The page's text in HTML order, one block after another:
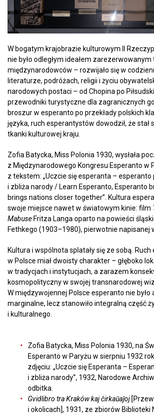
W bogatym krajobrazie kulturowym II
nie było odległym ideałem zarezerwowanym
międzynarodowców – rozwijało się w
literaturze, podróżach, religii i życiu
narodowych postaci – od Chopina po
przewodniki turystyczne dla zagranicznych
broszur w esperanto po przekłady polskich
języka, ruch esperantystów dowodził, że stał
tkanki kulturowej kraju.
Zofia Batycka, Miss Polonia 1930, wysłała
z Międzynarodowego Kongresu Esperanto w
z tekstem: „Uczcie się esperanta – esperanto
i zbliża narody / Learn Esperanto, Esperanto
brings nations closer together”. Kultura
swoje miejsce nawet w światowym kinie: film
MabuseFritza Langa oparto na powieści
Fethkego (1903–1980), pierwotnie napisanej
Kultura i wspólnota splatały się ze sobą.
w Polsce miał dwoisty charakter – głęboko
w tradycjach i instytucjach, a zarazem
kosmopolityczny w swojej transnarodowej
W międzywojennej Polsce esperanto nie było
marginalne, lecz stanowiło integralną część
i kulturalnego.
Zofia Batycka, Miss Polonia 1930, na
Esperanto w Paryżu w sierpniu 1932
zdjęciu: „Uczcie się Esperanta –
i zbliża narody”, 1932, Narodowe
odbitka.
Gvidlibro tra Kraków kaj ĉirkaŭaĵoj
i okolicach], 1931, ze zbiorów Biblioteki